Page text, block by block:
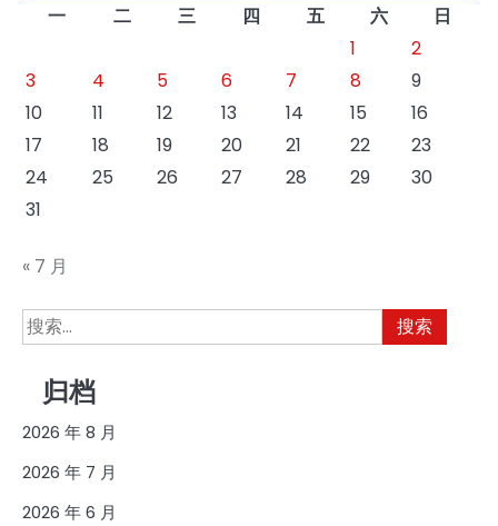
一
二 三 四 五 六
日
1
2
3
4 5 6 7 8
9
10
11 12 13 14 15
16
17
18 19 20 21 22
23
24
25 26 27 28 29
30
31
« 7 月
搜
索：
归档
2026 年 8 月
2026 年 7 月
2026 年 6 月